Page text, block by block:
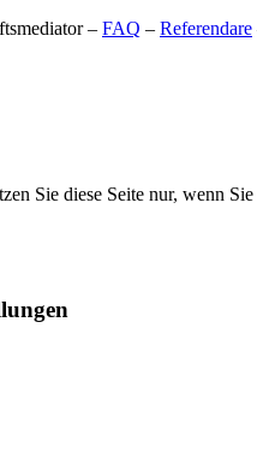
– FAQ – Referendare
Sie diese Seite nur, wenn